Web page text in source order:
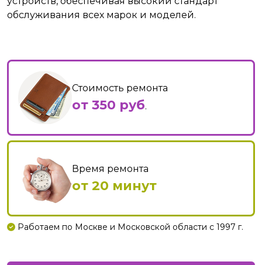
обслуживания всех марок и моделей.
Стоимость ремонта
от 350 руб.
Время ремонта
от 20 минут
Работаем по Москве и Московской области с 1997 г.